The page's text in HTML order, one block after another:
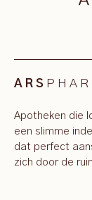
ARS
Apotheken die
een slimme
dat perfect
zich door de